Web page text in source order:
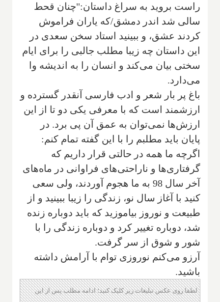
راست بروید به سراغ داستان:"چنان قحط
سالی شد اندر دمشق/که یاران فراموش
کردند عشق، و ببینید استاد سخن سعدی در
این داستان چه زیبا مطلب جالبی را برای ایام
سختی بیان می‌کند و انسان را به اندیشه وا
می‌دارد.
باغ پر بار شعر و ادب فارسی آنقدر گسترده و
ارزشمند است که با معرفی یکی دو تا از این
ارزش‌ها نمی‌توان به عمق آن پی برد. در
پایان باید مطلبم را با این گفته تمام کنم:
اگر‌چه ما همه در حالتی قرار داریم که
گرفتاری‌ها و ناراحتی‌های فراوانی در ماه‌های
آخر سال 98 به ما هجوم آوردند، ولی سعی
کنید با آغاز سال نو، زندگی را زیبا ببینید و از
طبیعت و نوروز بیاموزید که باید دوباره زنده
شد، دوباره تغییر کرد و دوباره زندگی را با
شور و شوق از سر گرفت.
آرزو می‌کنم نوروزی توام با آرامش داشته
باشید.
لطفا روی عکس تبلیغات زیر کلیک کنید؛ ادامه مطلب پس از این